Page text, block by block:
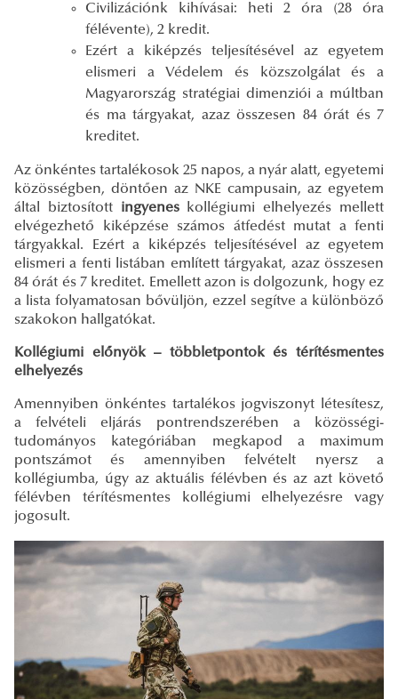
Civilizációnk kihívásai: heti 2 óra (28 óra
félévente), 2 kredit.
Ezért a kiképzés teljesítésével az egyetem
elismeri a Védelem és közszolgálat és a
Magyarország stratégiai dimenziói a múltban
és ma tárgyakat, azaz összesen 84 órát és 7
kreditet.
Az önkéntes tartalékosok 25 napos, a nyár alatt, egyetemi
közösségben, döntően az NKE campusain, az egyetem
által biztosított ingyeneskollégiumi elhelyezés mellett
elvégezhető kiképzése számos átfedést mutat a fenti
tárgyakkal. Ezért a kiképzés teljesítésével az egyetem
elismeri a fenti listában említett tárgyakat, azaz összesen
84 órát és 7 kreditet. Emellett azon is dolgozunk, hogy ez
a lista folyamatosan bővüljön, ezzel segítve a különböző
szakokon hallgatókat.
Kollégiumi előnyök – többletpontok és térítésmentes
elhelyezés
Amennyiben önkéntes tartalékos jogviszonyt létesítesz,
a felvételi eljárás pontrendszerében a közösségi-
tudományos kategóriában megkapod a maximum
pontszámot és amennyiben felvételt nyersz a
kollégiumba, úgy az aktuális félévben és az azt követő
félévben térítésmentes kollégiumi elhelyezésre vagy
jogosult.